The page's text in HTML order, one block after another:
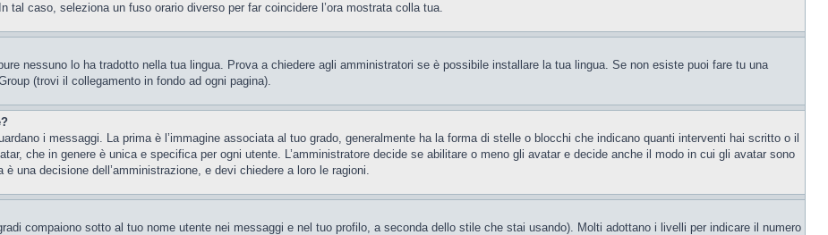
tal caso, seleziona un fuso orario diverso per far coincidere l’ora mostrata colla tua.
nessuno lo ha tradotto nella tua lingua. Prova a chiedere agli amministratori se è possibile installare la tua lingua. Se non esiste puoi fare tu una
(trovi il collegamento in fondo ad ogni pagina).
i messaggi. La prima è l’immagine associata al tuo grado, generalmente ha la forma di stelle o blocchi che indicano quanti interventi hai scritto o il
che in genere è unica e specifica per ogni utente. L’amministratore decide se abilitare o meno gli avatar e decide anche il modo in cui gli avatar sono
una decisione dell’amministrazione, e devi chiedere a loro le ragioni.
compaiono sotto al tuo nome utente nei messaggi e nel tuo profilo, a seconda dello stile che stai usando). Molti adottano i livelli per indicare il numero